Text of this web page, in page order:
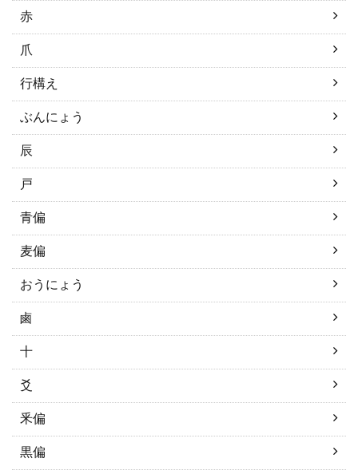
赤
爪
行構え
ぶんにょう
辰
戸
青偏
麦偏
おうにょう
鹵
十
爻
釆偏
黒偏